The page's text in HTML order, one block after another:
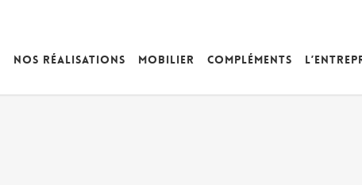
Nos réalisations Mobilier Compléments